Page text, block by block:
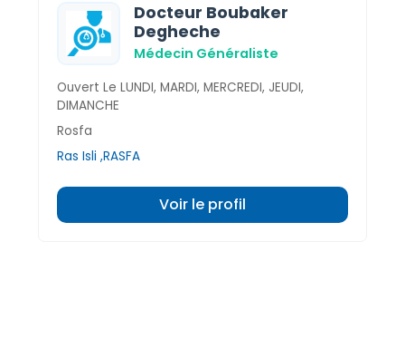
Docteur Boubaker
Degheche
Médecin Généraliste
Ouvert Le LUNDI, MARDI, MERCREDI, JEUDI,
DIMANCHE
Rosfa
Ras Isli ,RASFA
Voir le profil